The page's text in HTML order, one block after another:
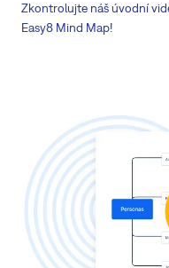
Zkontrolujte náš úvodní
Easy8 Mind Map!